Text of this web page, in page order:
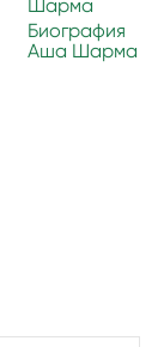
Биография
Аша Шарма